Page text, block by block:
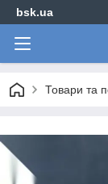
bsk.ua
Товари та